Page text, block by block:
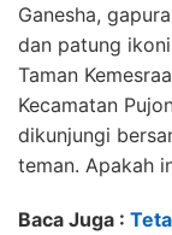
Ganesha,
dan patung
Taman
Kecamatan
dikunjungi
teman. Apakah
Baca Juga :